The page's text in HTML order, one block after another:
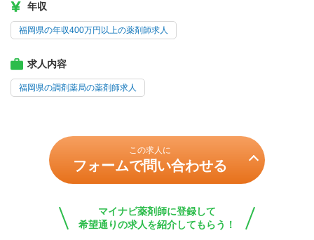
年収
福岡県の年収400万円以上の薬剤師求人
求人内容
福岡県の調剤薬局の薬剤師求人
この求人に
フォームで問い合わせる
マイナビ薬剤師に登録して
希望通りの求人を紹介してもらう！